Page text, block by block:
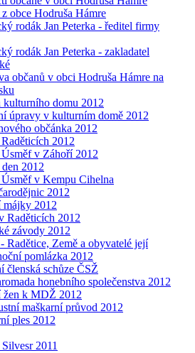
obce Hodruša Hámre
rodák Jan Peterka - ředitel firmy
rodák Jan Peterka - zakladatel
občanů v obci Hodruša Hámre na
kulturního domu 2012
úpravy v kulturním domě 2012
občánka 2012
2012
v Záhoří 2012
2012
v Kempu Cihelna
2012
májky 2012
Raděticích 2012
závody 2012
Radětice, Země a obyvatelé její
pomlázka 2012
členská schůze ČSŽ
honebního společenstva 2012
žen k MDŽ 2012
maškarní průvod 2012
ples 2012
2011